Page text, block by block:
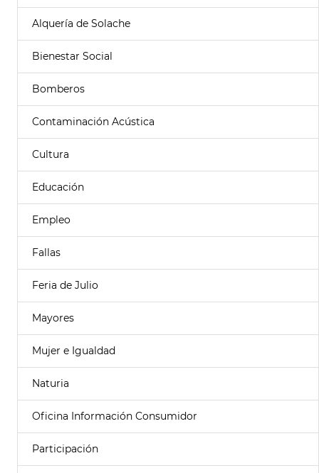
Alquería de Solache
Bienestar Social
Bomberos
Contaminación Acústica
Cultura
Educación
Empleo
Fallas
Feria de Julio
Mayores
Mujer e Igualdad
Naturia
Oficina Información Consumidor
Participación